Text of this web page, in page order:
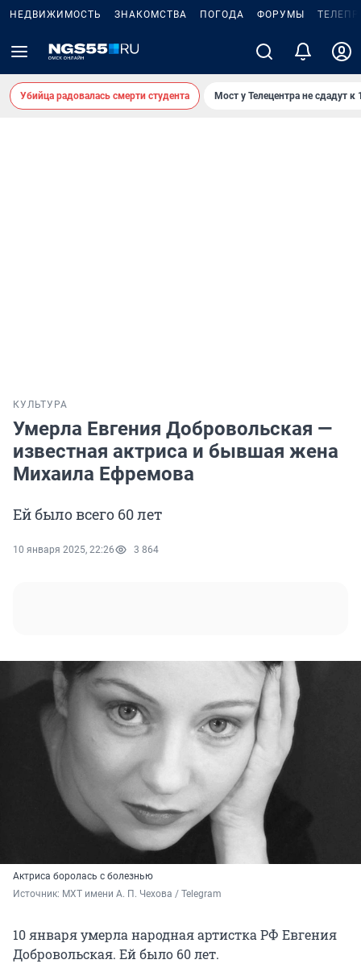
НЕДВИЖИМОСТЬ ЗНАКОМСТВА ПОГОДА ФОРУМЫ
Убийца радовалась смерти студента Мост у Телецентра не сдадут к
КУЛЬТУРА
Умерла Евгения Добровольская —
известная актриса и бывшая жена
Михаила Ефремова
Ей было всего 60 лет
10 января 2025, 22:26 3 864
Актриса боролась с болезнью
Источник: МХТ имени А. П. Чехова / Telegram
10 января умерла народная артистка РФ Евгения
Добровольская. Ей было 60 лет.